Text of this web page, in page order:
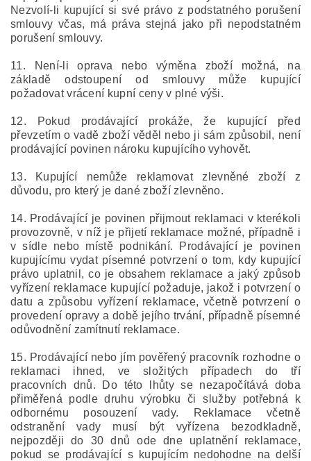
Nezvolí-li kupující si své právo z podstatného porušení
smlouvy včas, má práva stejná jako při nepodstatném
porušení smlouvy.
11. Není-li oprava nebo výměna zboží možná, na
základě odstoupení od smlouvy může kupující
požadovat vrácení kupní ceny v plné výši.
12. Pokud prodávající prokáže, že kupující před
převzetím o vadě zboží věděl nebo ji sám způsobil, není
prodávající povinen nároku kupujícího vyhovět.
13. Kupující nemůže reklamovat zlevněné zboží z
důvodu, pro který je dané zboží zlevněno.
14. Prodávající je povinen přijmout reklamaci v kterékoli
provozovně, v níž je přijetí reklamace možné, případně i
v sídle nebo místě podnikání. Prodávající je povinen
kupujícímu vydat písemné potvrzení o tom, kdy kupující
právo uplatnil, co je obsahem reklamace a jaký způsob
vyřízení reklamace kupující požaduje, jakož i potvrzení o
datu a způsobu vyřízení reklamace, včetně potvrzení o
provedení opravy a době jejího trvání, případně písemné
odůvodnění zamítnutí reklamace.
15. Prodávající nebo jím pověřený pracovník rozhodne o
reklamaci ihned, ve složitých případech do tří
pracovních dnů. Do této lhůty se nezapočítává doba
přiměřená podle druhu výrobku či služby potřebná k
odbornému posouzení vady. Reklamace včetně
odstranění vady musí být vyřízena bezodkladně,
nejpozději do 30 dnů ode dne uplatnění reklamace,
pokud se prodávající s kupujícím nedohodne na delší